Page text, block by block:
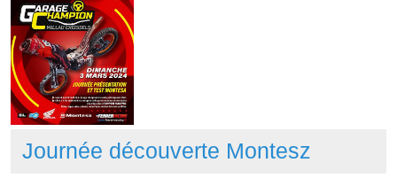
Journée découverte Montesz